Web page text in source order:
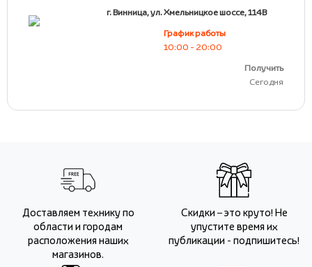
г. Винница, ул. Хмельницкое шоссе, 114В
График работы
10:00 - 20:00
Получить
Сегодня
Доставляем технику по
области и городам
расположения наших
магазинов.
Скидки – это круто! Не
упустите время их
публикации - подпишитесь!